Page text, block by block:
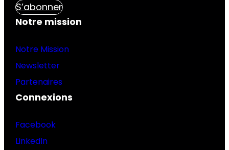
S’abonner
Notre mission
Notre Mission
Newsletter
Partenaires
Connexions
Facebook
LinkedIn